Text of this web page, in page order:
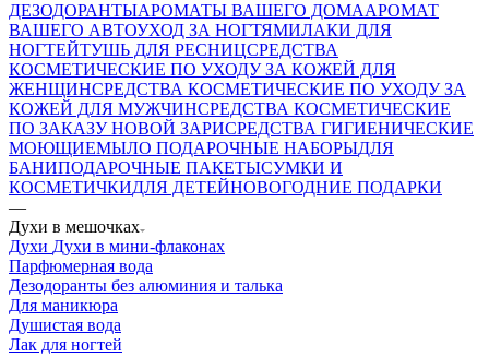
ДЕЗОДОРАНТЫАРОМАТЫ ВАШЕГО ДОМААРОМАТ
ВАШЕГО АВТОУХОД ЗА НОГТЯМИЛАКИ ДЛЯ
НОГТЕЙТУШЬ ДЛЯ РЕСНИЦСРЕДСТВА
КОСМЕТИЧЕСКИЕ ПО УХОДУ ЗА КОЖЕЙ ДЛЯ
ЖЕНЩИНСРЕДСТВА КОСМЕТИЧЕСКИЕ ПО УХОДУ ЗА
КОЖЕЙ ДЛЯ МУЖЧИНСРЕДСТВА КОСМЕТИЧЕСКИЕ
ПО ЗАКАЗУ НОВОЙ ЗАРИСРЕДСТВА ГИГИЕНИЧЕСКИЕ
МОЮЩИЕМЫЛО ПОДАРОЧНЫЕ НАБОРЫДЛЯ
БАНИПОДАРОЧНЫЕ ПАКЕТЫСУМКИ И
КОСМЕТИЧКИДЛЯ ДЕТЕЙНОВОГОДНИЕ ПОДАРКИ
—
Духи в мешочках
Духи Духи в мини-флаконах
Парфюмерная вода
Дезодоранты без алюминия и талька
Для маникюра
Душистая вода
Лак для ногтей